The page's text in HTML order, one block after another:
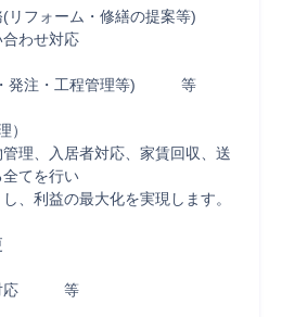
(リフォーム・修繕の提案等)
合わせ対応
発注・工程管理等)　　　等
）
理、入居者対応、家賃回収、送
てを行い
、利益の最大化を実現します。
応　　　等